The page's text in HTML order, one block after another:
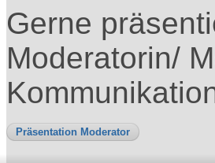
Gerne
Moderatorin/
Präsentation Moderator